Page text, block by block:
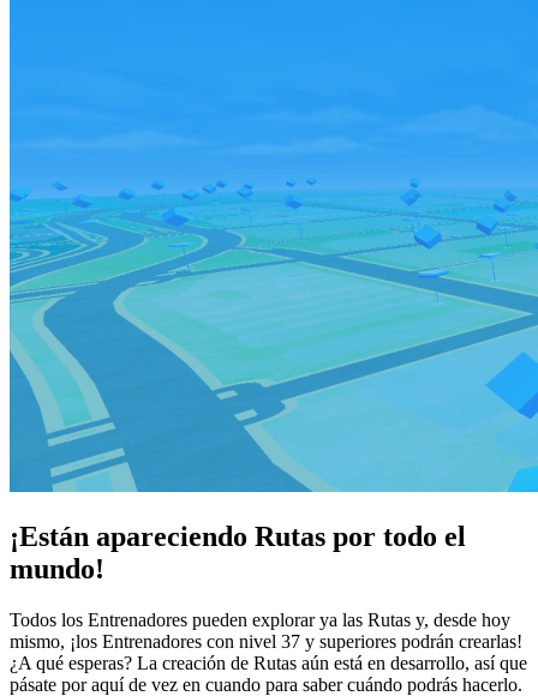
¡Están apareciendo Rutas por todo el
mundo!
Todos los Entrenadores pueden explorar ya las Rutas y, desde hoy
mismo, ¡los Entrenadores con nivel 37 y superiores podrán crearlas!
¿A qué esperas? La creación de Rutas aún está en desarrollo, así que
pásate por aquí de vez en cuando para saber cuándo podrás hacerlo.